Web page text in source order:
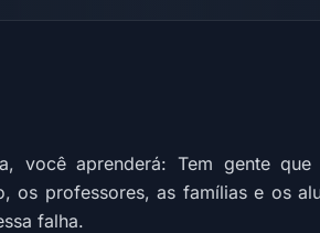
você aprenderá: Tem gente
os professores, as famílias e os
falha.